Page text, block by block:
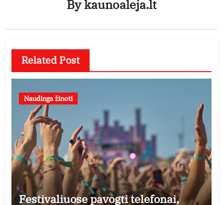
Bykaunoaleja.lt
Related Post
Naudinga žinoti
Festivaliuose pavogti telefonai,